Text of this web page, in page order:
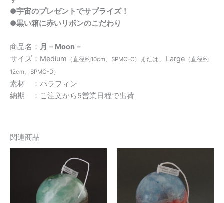
●宇宙のプレゼントでサプライズ！
●黒い箱に赤いリボンのこだわり
商品名： 月－Moon－
サイズ：Medium （直径約10cm、SPMO-C）または 、Large （直径約
12cm、SPMO-D）
素材 ：パラフィン
納期 ：ご注文から5営業日程で出荷
関連商品
格
帯:
¥6,600
–
¥8,800
帯:
¥6,600
¥8,800